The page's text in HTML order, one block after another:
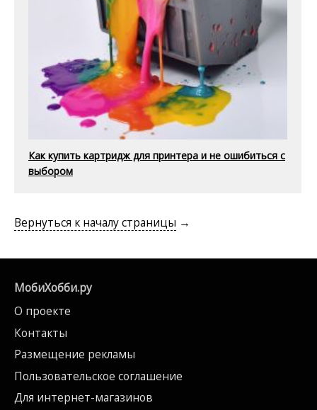
Как купить картридж для принтера и не ошибиться с
выбором
Вернуться к началу страницы →
МобиХобби.ру
О проекте
Контакты
Размещение рекламы
Пользовательское соглашение
Для интернет-магазинов